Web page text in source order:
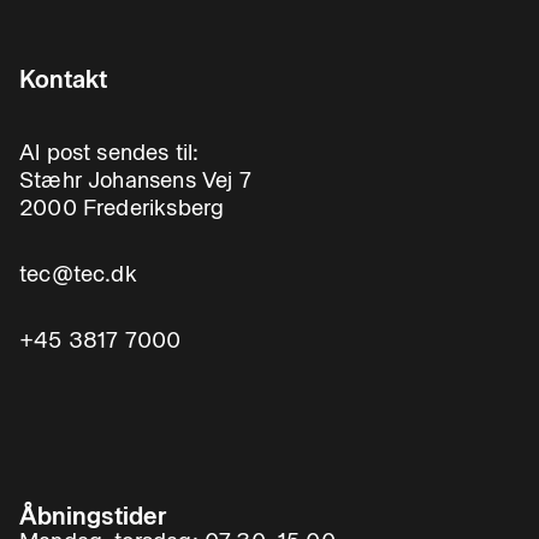
Kontakt
Al post sendes til:
Stæhr Johansens Vej 7
2000 Frederiksberg
tec@tec.dk
+45 3817 7000
Åbningstider